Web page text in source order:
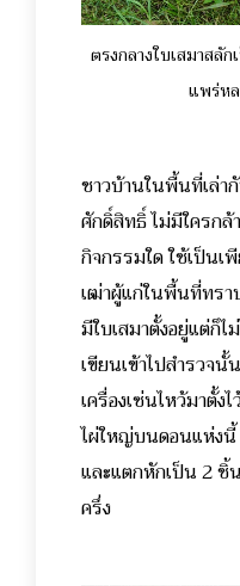
ตรงกลางใบเสมาส
แพร่ห
ชาวบ้านในพื้นที่เล่
ศักดิ์สิทธิ์ ไม่มีใครกล้
กิจกรรมใด ใช้เป็นเ
เฒ่าผู้แก่ในพื้นที่ทร
มีใบเสมาตั้งอยู่แต่ก็
เขียนเข้าไปสำรวจ
เครื่องเซ่นไหว้มาตั้
ไผ่ใหญ่บนดอนแห่งนี้
และแตกหักเป็น 2 ชิ้
ครึ่ง